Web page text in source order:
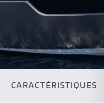
CARACTÉRISTIQUES